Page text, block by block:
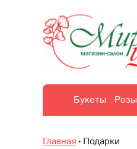
Букеты Розы
Главная Подарки